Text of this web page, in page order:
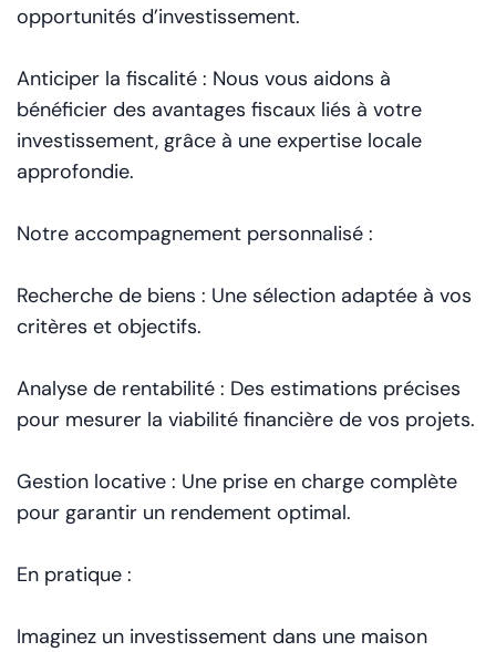
opportunités d’investissement.
Anticiper la fiscalité : Nous vous aidons à
bénéficier des avantages fiscaux liés à votre
investissement, grâce à une expertise locale
approfondie.
Notre accompagnement personnalisé :
Recherche de biens : Une sélection adaptée à vos
critères et objectifs.
Analyse de rentabilité : Des estimations précises
pour mesurer la viabilité financière de vos projets.
Gestion locative : Une prise en charge complète
pour garantir un rendement optimal.
En pratique :
Imaginez un investissement dans une maison